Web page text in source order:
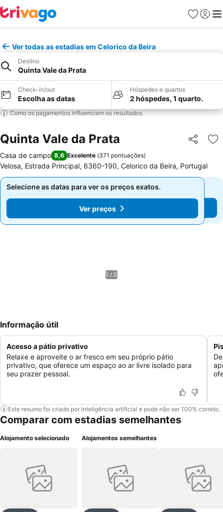
Favoritos
Iniciar
Ver todas as estadias em Celorico da Beira
Destino
Quinta Vale da Prata
Check-in/out
Escolha as datas
Hóspedes e quartos
2 hóspedes, 1 quarto.
Como os pagamentos influenciam os resultados
Quinta Vale da Prata Partilhar
Casa de campo 8,6 Excelente (371 pontuações)
Velosa, Estrada Principal, 6360-190, Celorico da Beira, Portugal
Selecione as datas para ver os preços exatos.
Ver preços
Selecione as datas para ver os preços exatos.
Ver preços
1 / 0
Informação útil
Acesso a pátio privativo
Relaxe e aproveite o ar fresco em seu próprio pátio
privativo, que oferece um espaço ao ar livre isolado para
seu prazer pessoal.
Este resumo foi criado por inteligência artificial e pode não ser 100% correto.
Comparar com estadias semelhantes
Alojamento selecionado Alojamentos semelhantes